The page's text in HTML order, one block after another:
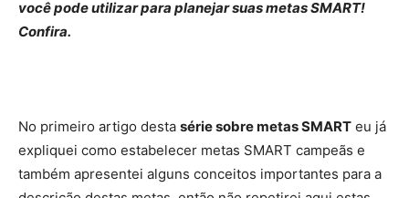
você pode utilizar para planejar suas metas SMART!
Confira.
No primeiro artigo desta série sobre metas SMART eu já
expliquei como estabelecer metas SMART campeãs e
também apresentei alguns conceitos importantes para a